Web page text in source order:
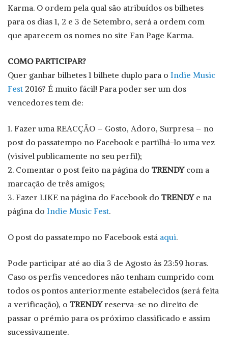
Karma. O ordem pela qual são atribuídos os bilhetes
para os dias 1, 2 e 3 de Setembro, será a ordem com
que aparecem os nomes no site Fan Page Karma.
COMO PARTICIPAR?
Quer ganhar bilhetes 1 bilhete duplo para o Indie Music
Fest 2016? É muito fácil! Para poder ser um dos
vencedores tem de:
1. Fazer uma REACÇÃO – Gosto, Adoro, Surpresa – no
post do passatempo no Facebook e partilhá-lo uma vez
(visível publicamente no seu perfil);
2. Comentar o post feito na página do TRENDYcom a
marcação de três amigos;
3. Fazer LIKE na página do Facebook do TRENDYe na
página do Indie Music Fest.
O post do passatempo no Facebook está aqui.
Pode participar até ao dia 3 de Agosto às 23:59 horas.
Caso os perfis vencedores não tenham cumprido com
todos os pontos anteriormente estabelecidos (será feita
a verificação), o TRENDYreserva-se no direito de
passar o prémio para os próximo classificado e assim
sucessivamente.